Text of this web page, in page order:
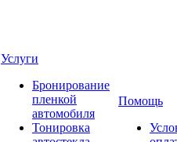
Услуги
Бронирование
пленкой
автомобиля
Тонировка
Помощь